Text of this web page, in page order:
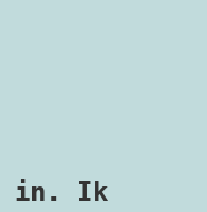
in. Ik